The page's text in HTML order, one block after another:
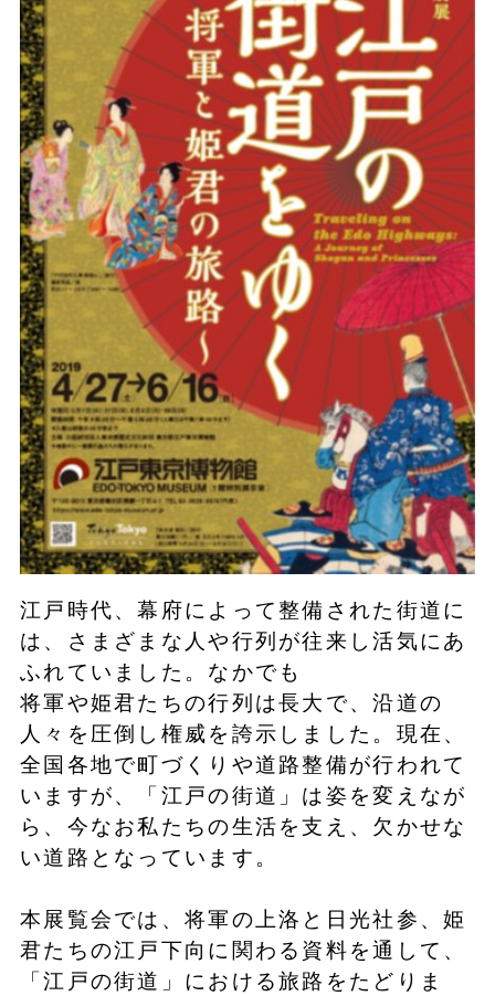
江戸時代、幕府によって整備された街道に
は、さまざまな人や行列が往来し活気にあ
ふれていました。なかでも
将軍や姫君たちの行列は長大で、沿道の
人々を圧倒し権威を誇示しました。現在、
全国各地で町づくりや道路整備が行われて
いますが、「江戸の街道」は姿を変えなが
ら、今なお私たちの生活を支え、欠かせな
い道路となっています。
本展覧会では、将軍の上洛と日光社参、姫
君たちの江戸下向に関わる資料を通して、
「江戸の街道」における旅路をたどりま